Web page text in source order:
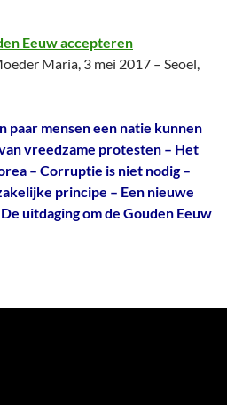
Eeuw accepteren
Maria, 3 mei 2017 – Seoel,
paar mensen een natie kunnen
vreedzame protesten – Het
– Corruptie is niet nodig –
principe – Een nieuwe
uitdaging om de Gouden Eeuw